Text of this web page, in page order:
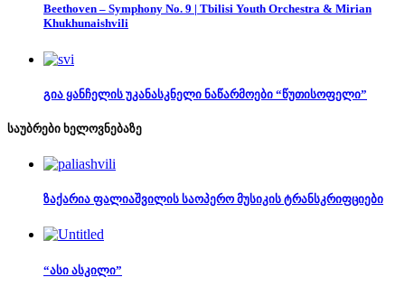
Beethoven – Symphony No. 9 | Tbilisi Youth Orchestra & Mirian
Khukhunaishvili
გია ყანჩელის უკანასკნელი ნაწარმოები “წუთისოფელი”
საუბრები ხელოვნებაზე
ზაქარია ფალიაშვილის საოპერო მუსიკის ტრანსკრიფციები
“ასი ასკილი”